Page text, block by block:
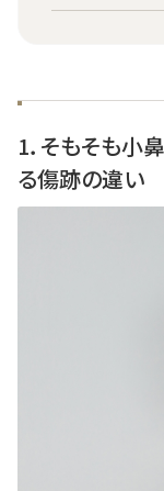
1．そもそも小
る傷跡の違い